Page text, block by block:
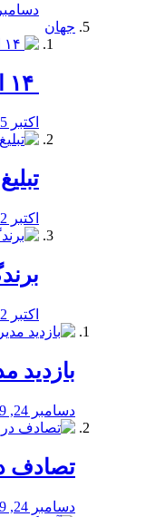
دسامبر 23, 2019
جهان
اکتبر 15, 2019
اکتبر 12, 2019
اکتبر 12, 2019
بازدید
دسامبر 24, 2019
تصادف
دسامبر 24, 2019